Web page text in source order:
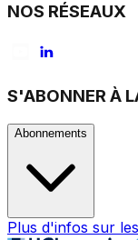
NOS RÉSEAUX
S'ABONNER À
Abonnements
Plus d'infos sur